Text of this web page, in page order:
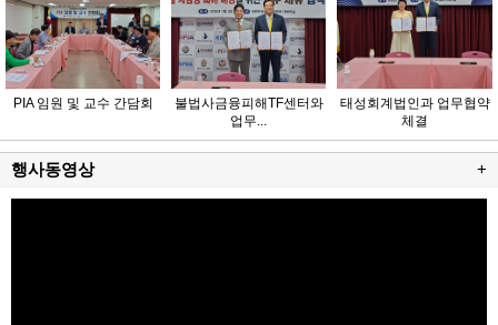
PIA 임원 및 교수 간담회
불법사금융피해TF센터와
업무...
태성회계법인과 업무협약
체결
행사동영상 +